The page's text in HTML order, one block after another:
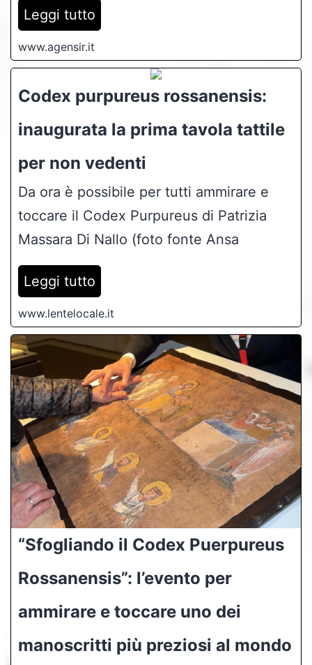
Leggi tutto
www.agensir.it
Codex purpureus rossanensis:
inaugurata la prima tavola tattile
per non vedenti
Da ora è possibile per tutti ammirare e
toccare il Codex Purpureus di Patrizia
Massara Di Nallo (foto fonte Ansa
Leggi tutto
www.lentelocale.it
“Sfogliando il Codex Puerpureus
Rossanensis”: l’evento per
ammirare e toccare uno dei
manoscritti più preziosi al mondo